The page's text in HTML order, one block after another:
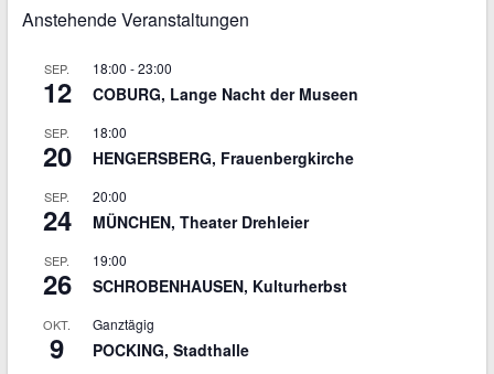
Anstehende Veranstaltungen
SEP.
12
18:00 -23:00
COBURG, Lange Nacht der Museen
SEP.
20
18:00
HENGERSBERG, Frauenbergkirche
SEP.
24
20:00
MÜNCHEN, Theater Drehleier
SEP.
26
19:00
SCHROBENHAUSEN, Kulturherbst
OKT.
9
Ganztägig
POCKING, Stadthalle